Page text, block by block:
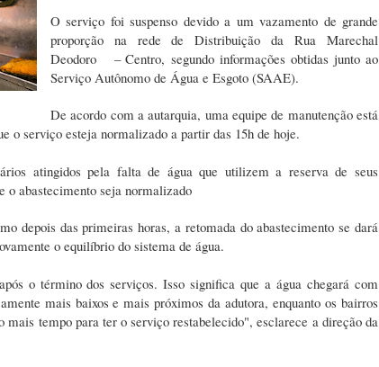
O serviço foi suspenso devido a um vazamento de grande
proporção na rede de Distribuição da Rua Marechal
Deodoro – Centro,segundo informações obtidas junto ao
Serviço Autônomo de Água e Esgoto (SAAE).
De acordo com a autarquia, uma equipe de manutenção está
o serviço esteja normalizado a partir das 15h de hoje.
atingidos pela falta de água que utilizem a reserva de seus
o abastecimento seja normalizado
depois das primeiras horas, a retomada do abastecimento se dará
o equilíbrio do sistema de água.
o término dos serviços. Isso significa que a água chegará com
mais baixos e mais próximos da adutora, enquanto os bairros
mais tempo para ter o serviço restabelecido", esclarece a direção da